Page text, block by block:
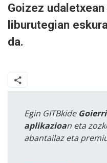
Goizez
liburutegian
da.
Egin GITBkide
aplikazioan eta
abantailaz eta